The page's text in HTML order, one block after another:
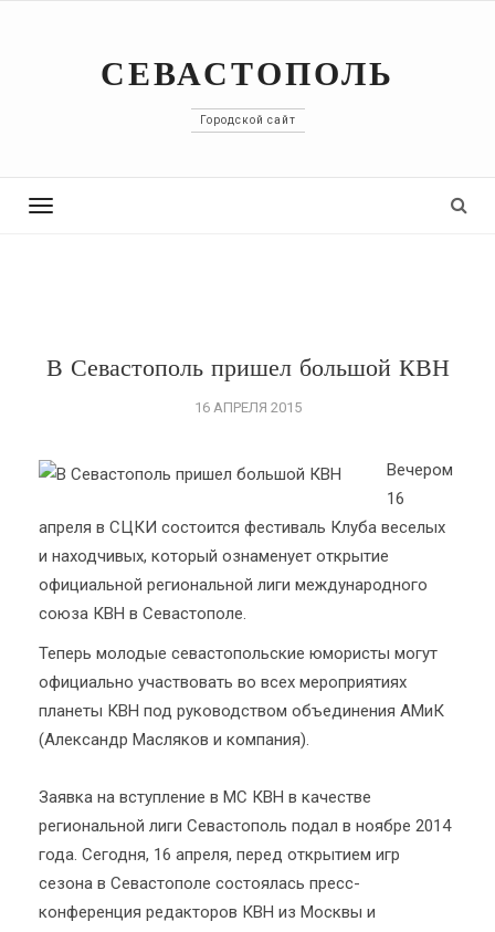
СЕВАСТОПОЛЬ
Городской сайт
Toggle
В Севастополь пришел большой КВН
16 АПРЕЛЯ 2015
Вечером
16
апреля в СЦКИ состоится фестиваль Клуба веселых
и находчивых, который ознаменует открытие
официальной региональной лиги международного
союза КВН в Севастополе.
Теперь молодые севастопольские юмористы могут
официально участвовать во всех мероприятиях
планеты КВН под руководством объединения АМиК
(Александр Масляков и компания).
Заявка на вступление в МС КВН в качестве
региональной лиги Севастополь подал в ноябре 2014
года. Сегодня, 16 апреля, перед открытием игр
сезона в Севастополе состоялась пресс-
конференция редакторов КВН из Москвы и